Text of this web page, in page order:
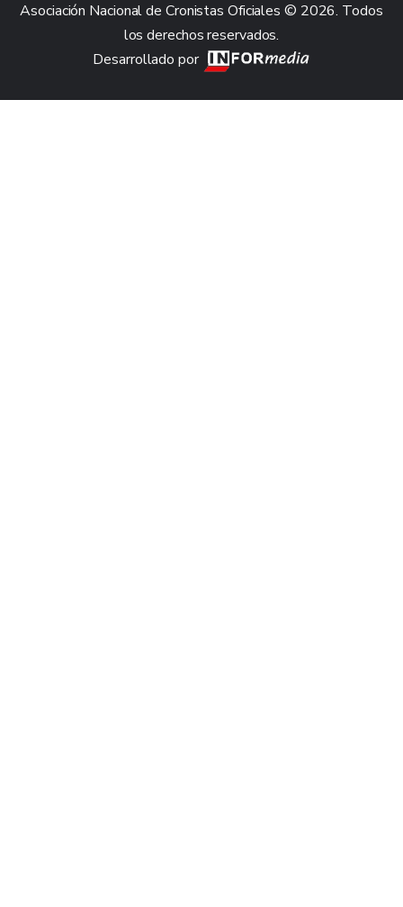
Asociación Nacional de Cronistas Oficiales © 2026. Todos
los derechos reservados.
Desarrollado por